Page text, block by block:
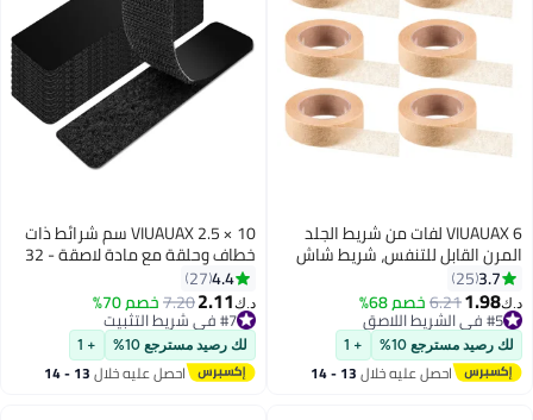
VIUAUAX 6 لفات من شريط الجلد
القابل للتنفس، شريط شاش
اللصق لإصابات الجروح والتورم
بوصة × 10 ياردات
3.7
25
1.98
6.21خصم 68% #5 في الشريط اللاصق
تم بيع +60 مؤخرًا
#5 في الشريط اللاصق
رصيد مسترجع 10% + 1
احصل عليه خلال 13 - 14
VIUAUAX 2.5 × 10 سم شرائط ذات
خطاف وحلقة مع مادة لاصقة - 32
طقم، قفل لاصق قوي على الوجهين
للاستخدام المنزلي أو المكتبي - بدلاً
من الثقوب والبراغي (أسود)
4.4
27
2.11
7.20خصم 70% #7 في شريط التثبيت
بتخلّص بسرعة
#7 في شريط التثبيت
لك رصيد مسترجع 10% + 1
احصل عليه خلال 13 - 14